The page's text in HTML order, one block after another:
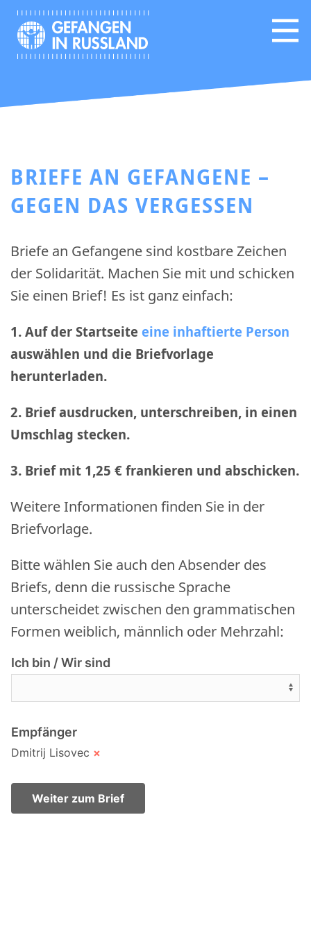
BRIEFE AN GEFANGENE –
GEGEN DAS VERGESSEN
Briefe an Gefangene sind kostbare Zeichen
der Solidarität. Machen Sie mit und schicken
Sie einen Brief! Es ist ganz einfach:
1. Auf der Startseite eine inhaftierte Person
auswählen und die Briefvorlage
herunterladen.
2. Brief ausdrucken, unterschreiben, in einen
Umschlag stecken.
3. Brief mit 1,25 € frankieren und abschicken.
Weitere Informationen finden Sie in der
Briefvorlage.
Bitte wählen Sie auch den Absender des
Briefs, denn die russische Sprache
unterscheidet zwischen den grammatischen
Formen weiblich, männlich oder Mehrzahl:
Ich bin / Wir sind
Empfänger
Dmitrij Lisovec ×
Weiter zum Brief